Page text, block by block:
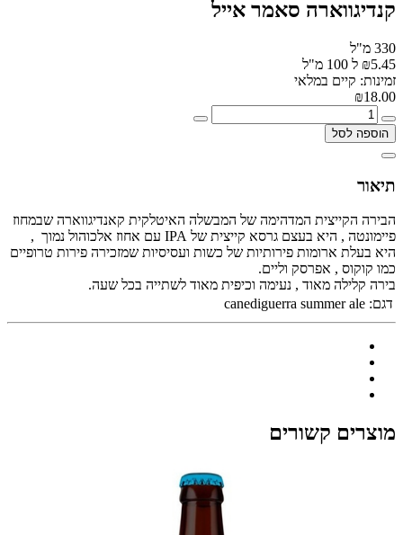
קנדיגווארה סאמר אייל
330 מ"ל
₪5.45 ל 100 מ"ל
זמינות: קיים במלאי
₪18.00
הוספה לסל
תיאור
הבירה הקייצית המדהימה של המבשלה האיטלקית קאנדיגווארה שבמחוז
פיימונטה , היא בעצם גרסא קייצית של IPA עם אחוז אלכוהול נמוך ,
היא בעלת ארומות פירותיות של כשות ועסיסיות שמזכירה פירות טרופיים
כמו קוקוס , אפרסק וליים.
בירה קלילה מאוד , נעימה וכיפית מאוד לשתייה בכל שעה.
דגם: canediguerra summer ale
מוצרים קשורים